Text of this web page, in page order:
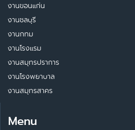
งานขอนแก่น
งานชลบุรี
งานกทม
งานโรงแรม
งานสมุทรปราการ
งานโรงพยาบาล
งานสมุทรสาคร
Menu